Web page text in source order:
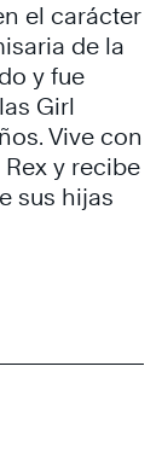
el carácter
de la
y fue
Girl
Vive con
y recibe
sus hijas